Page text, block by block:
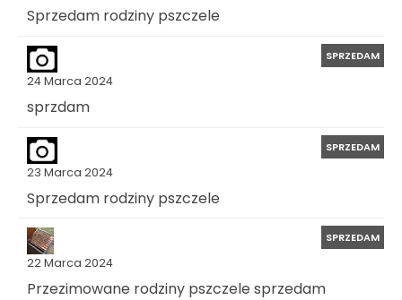
Sprzedam rodziny pszczele
24 Marca 2024
SPRZEDAM
sprzdam
23 Marca 2024
SPRZEDAM
Sprzedam rodziny pszczele
22 Marca 2024
SPRZEDAM
Przezimowane rodziny pszczele sprzedam